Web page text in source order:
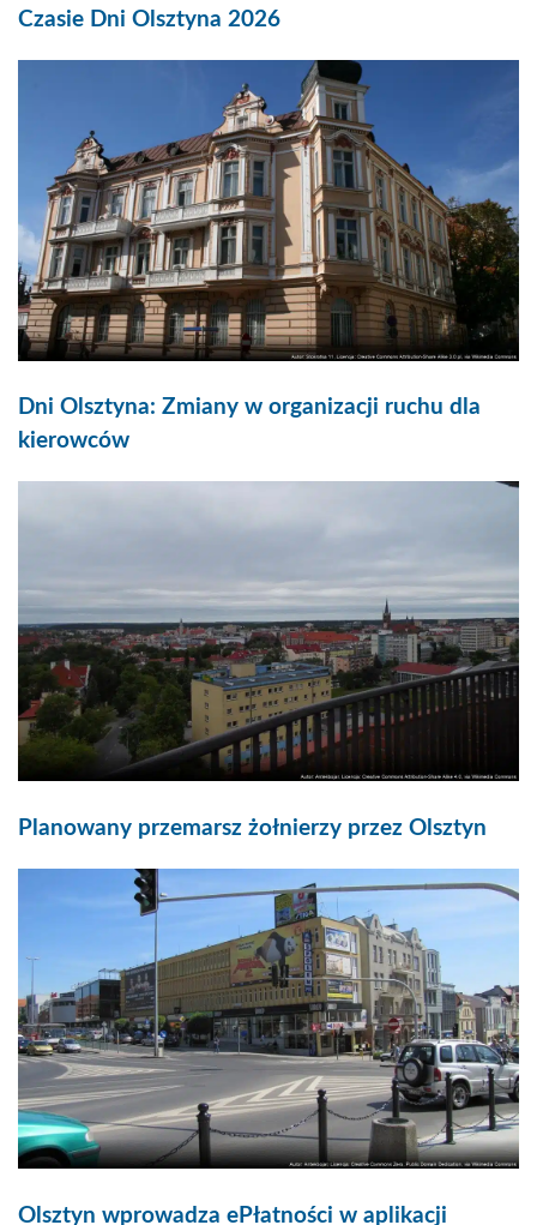
Czasie Dni Olsztyna 2026
Dni Olsztyna: Zmiany w organizacji ruchu dla
kierowców
Planowany przemarsz żołnierzy przez Olsztyn
Olsztyn wprowadza ePłatności w aplikacji